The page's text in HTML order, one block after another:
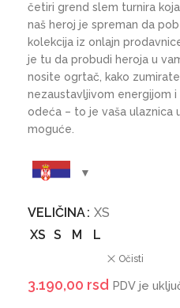
četiri grend slem turnira
naš heroj je spreman da
kolekcija iz onlajn
je tu da probudi heroja u
nosite ogrtač, kako
nezaustavljivom energijom i
odeća – to je vaša ulaznica
moguće.
VELIČINA XS
XS S M L
Očisti
3.190,00 rsd PDV je